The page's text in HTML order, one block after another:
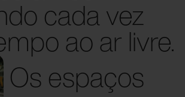
cada vez
ao ar livre.
Os espaços